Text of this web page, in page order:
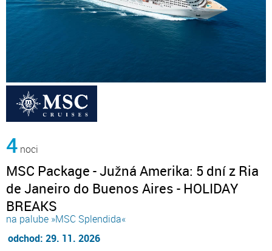
4 noci
MSC Package - Južná Amerika: 5 dní z Ria
de Janeiro do Buenos Aires - HOLIDAY
BREAKS
na palube »MSC Splendida«
odchod: 29. 11. 2026